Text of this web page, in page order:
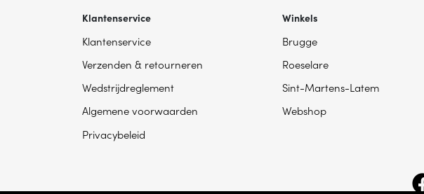
Klantenservice
Klantenservice
Verzenden & retourneren
Wedstrijdreglement
Algemene voorwaarden
Privacybeleid
Winkels
Brugge
Roeselare
Sint-Martens-Latem
Webshop